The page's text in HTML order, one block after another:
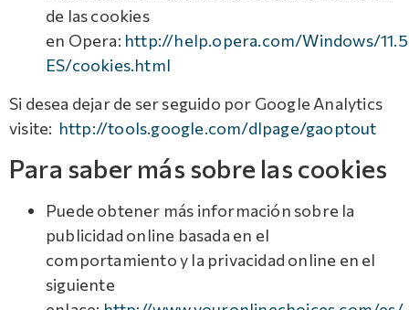
de las cookies
en Opera: http://help.opera.com/Windows/
ES/cookies.html
Si desea dejar de ser seguido por Google Analytics
visite: http://tools.google.com/dlpage/gaoptout
Para saber más sobre las cookies
Puede obtener más información sobre la
publicidad online basada en el
comportamiento y la privacidad online en el
siguiente